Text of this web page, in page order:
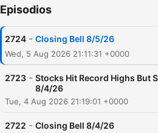
Episodios
2724 - Closing Bell 8/5/26
Wed, 5 Aug 2026 21:11:31 +0000
2723 - Stocks Hit Record Highs But
8/4/26
Tue, 4 Aug 2026 21:19:01 +0000
2722 - Closing Bell 8/4/26